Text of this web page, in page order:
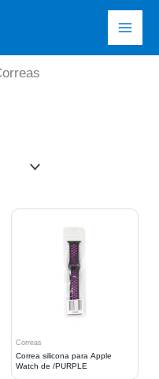
Correas
Correa silicona para Apple
Watch de /PURPLE